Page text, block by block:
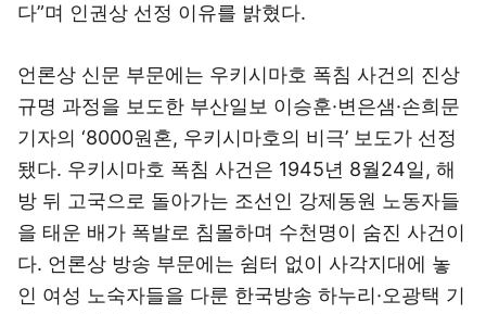
다”며 인권상 선정 이유를 밝혔다.
언론상 신문 부문에는 우키시마호 폭침 사건의 진상
규명 과정을 보도한 부산일보 이승훈·변은샘·손희문
기자의 ‘8000원혼, 우키시마호의 비극’ 보도가 선정
됐다. 우키시마호 폭침 사건은 1945년 8월24일, 해
방 뒤 고국으로 돌아가는 조선인 강제동원 노동자들
을 태운 배가 폭발로 침몰하며 수천명이 숨진 사건이
다. 언론상 방송 부문에는 쉼터 없이 사각지대에 놓
인 여성 노숙자들을 다룬 한국방송 하누리·오광택 기